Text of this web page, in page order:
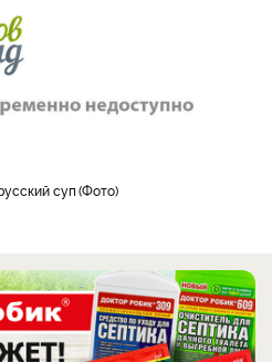
суп Фото